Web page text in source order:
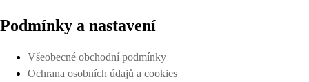
Podmínky a nastavení
Všeobecné obchodní podmínky
Ochrana osobních údajů a cookies